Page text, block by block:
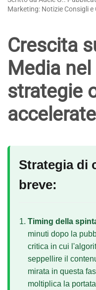
Marketing: Notizie Consigli e
Crescita
Media
strategie
accelerate
Strategia di
breve:
Timing della
minuti dopo la
critica in cui
seppellire il
mirata in questa
moltiplica la